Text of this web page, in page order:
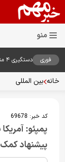
فوری
خانه بین المللی
کد خبر: 69678
پمپئو:
پیشنهاد